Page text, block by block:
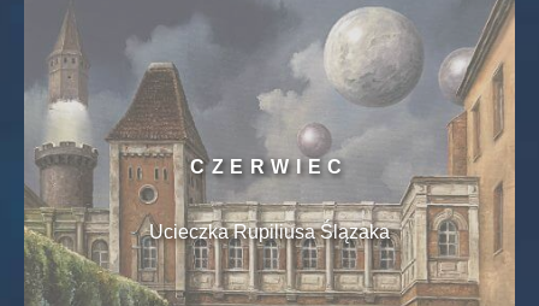
CZERWIEC
Ucieczka Rupiliusa Ślązaka